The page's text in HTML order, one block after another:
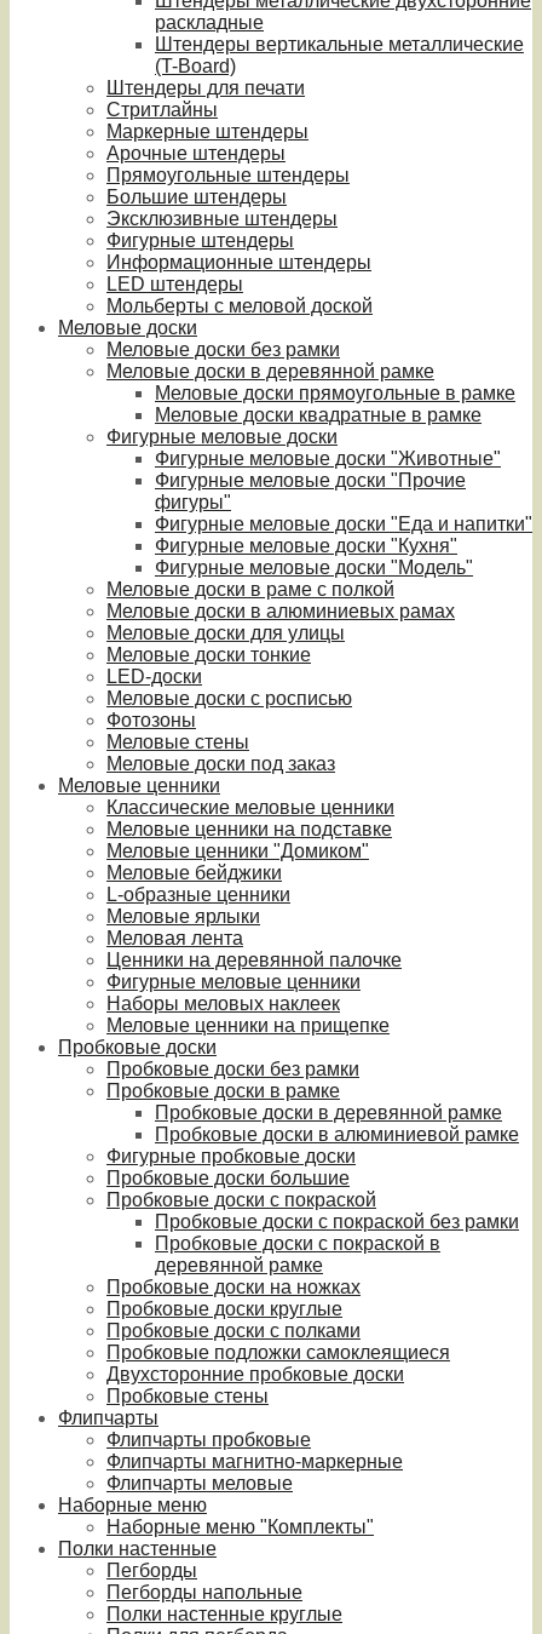
раскладные
Штендеры вертикальные металлические
(T-Board)
Штендеры для печати
Стритлайны
Маркерные штендеры
Арочные штендеры
Прямоугольные штендеры
Большие штендеры
Эксклюзивные штендеры
Фигурные штендеры
Информационные штендеры
LED штендеры
Мольберты с меловой доской
Меловые доски
Меловые доски без рамки
Меловые доски в деревянной рамке
Меловые доски прямоугольные в рамке
Меловые доски квадратные в рамке
Фигурные меловые доски
Фигурные меловые доски "Животные"
Фигурные меловые доски "Прочие
фигуры"
Фигурные меловые доски "Еда и напитки"
Фигурные меловые доски "Кухня"
Фигурные меловые доски "Модель"
Меловые доски в раме с полкой
Меловые доски в алюминиевых рамах
Меловые доски для улицы
Меловые доски тонкие
LED-доски
Меловые доски с росписью
Фотозоны
Меловые стены
Меловые доски под заказ
Меловые ценники
Классические меловые ценники
Меловые ценники на подставке
Меловые ценники "Домиком"
Меловые бейджики
L-образные ценники
Меловые ярлыки
Меловая лента
Ценники на деревянной палочке
Фигурные меловые ценники
Наборы меловых наклеек
Меловые ценники на прищепке
Пробковые доски
Пробковые доски без рамки
Пробковые доски в рамке
Пробковые доски в деревянной рамке
Пробковые доски в алюминиевой рамке
Фигурные пробковые доски
Пробковые доски большие
Пробковые доски с покраской
Пробковые доски с покраской без рамки
Пробковые доски с покраской в
деревянной рамке
Пробковые доски на ножках
Пробковые доски круглые
Пробковые доски с полками
Пробковые подложки самоклеящиеся
Двухсторонние пробковые доски
Пробковые стены
Флипчарты
Флипчарты пробковые
Флипчарты магнитно-маркерные
Флипчарты меловые
Наборные меню
Наборные меню "Комплекты"
Полки настенные
Пегборды
Пегборды напольные
Полки настенные круглые